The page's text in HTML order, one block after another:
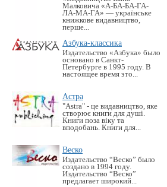
Малковича «А-БА-БА-ГА-
ЛА-МА-ГА» — українське
книжкове видавництво,
перше...
Азбука-классика
Издательство «Азбука» было
основано в Санкт-
Петербурге в 1995 году. В
настоящее время это...
Астра
"Astra" - це видавництво, яке
створює книги для душі.
Книги поза віку та
вподобань. Книги для...
Веско
Издательство “Веско” было
создано в 1994 году.
Издательство “Веско”
предлагает широкий...